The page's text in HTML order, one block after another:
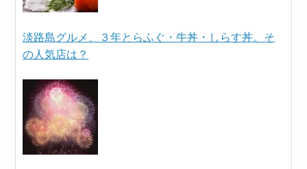
淡路島グルメ、３年とらふぐ・牛丼・しらす丼。そ
の人気店は？